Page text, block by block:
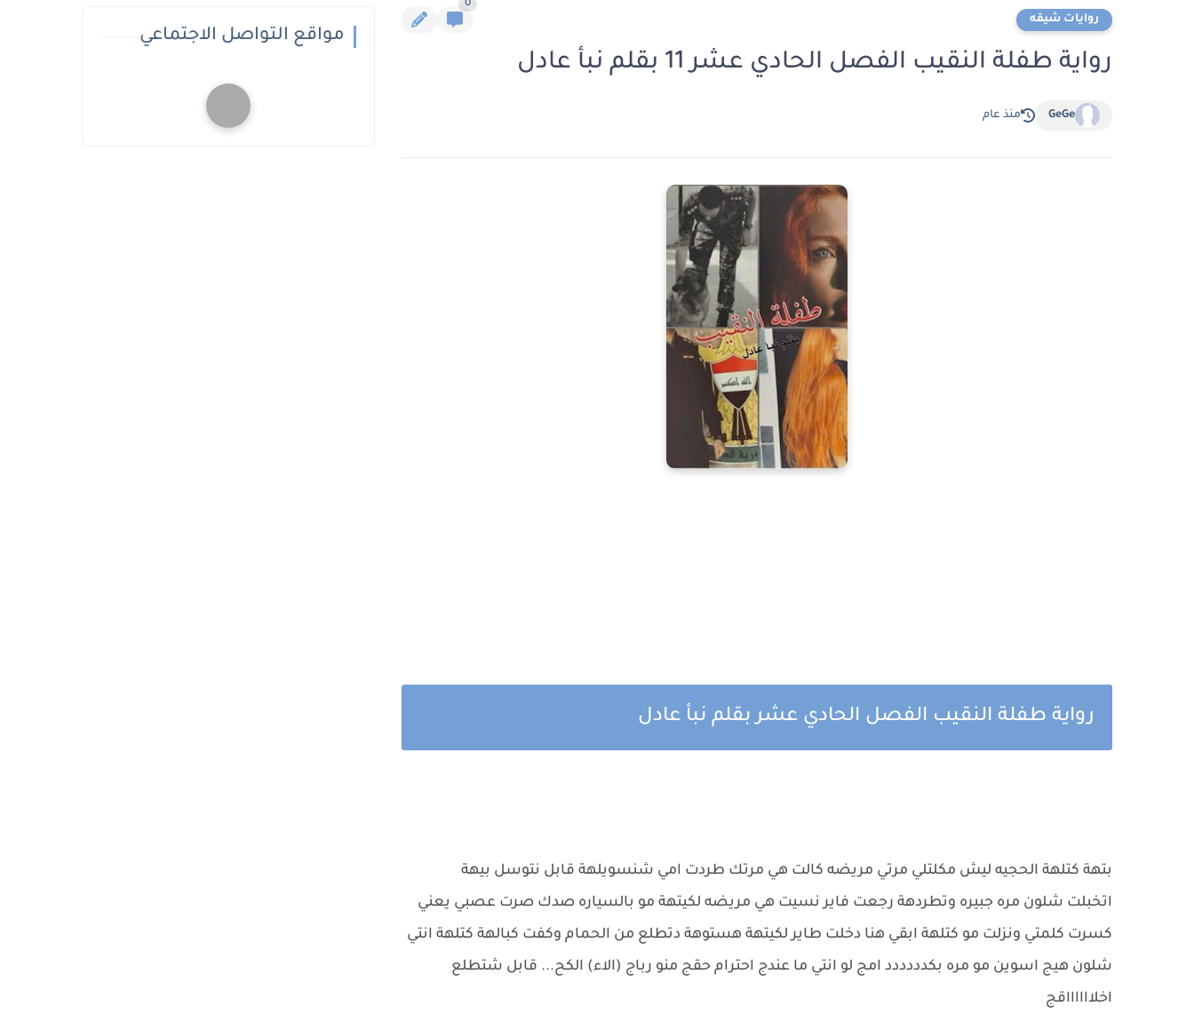
روايات شيقه
0
رواية طفلة النقيب الفصل الحادي عشر 11 بقلم نبأ عادل
GeGe منذ عام
رواية طفلة النقيب الفصل الحادي عشر بقلم نبأ عادل
بتهة كتلهة الحجيه ليش مكلتلي مرتي مريضه كالت هي مرتك طردت امي شنسويلهة قابل نتوسل بيهة
اتخبلت شلون مره جبيره وتطردهة رجعت فاير نسيت هي مريضه لكيتهة مو بالسياره صدك صرت عصبي يعني
كسرت كلمتي ونزلت مو كتلهة ابقي هنا دخلت طاير لكيتهة هستوهة دتطلع من الحمام وكفت كبالهة كتلهة انتي
شلون هيج اسوين مو مره بكدددددد امج لو انتي ما عندج احترام حقج منو رباج (الاء) الكح... قابل شتطلع
اخلااااااقج
مواقع التواصل الاجتماعي